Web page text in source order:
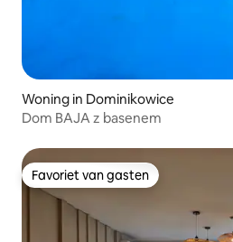
Woning in Dominikowice
Dom BAJA z basenem
Favoriet van gasten
Favoriet van gasten